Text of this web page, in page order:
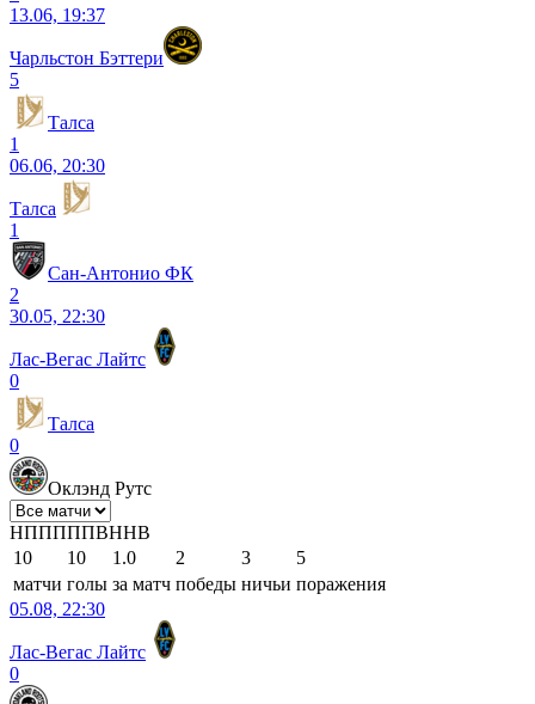
13.06, 19:37
Чарльстон Бэттери
5
Талса
1
06.06, 20:30
Талса
1
Сан-Антонио ФК
2
30.05, 22:30
Лас-Вегас Лайтс
0
Талса
0
Оклэнд Рутс
НПППППВННВ
10
10 1.0 2 3
5
матчи голы за матч победы ничьи поражения
05.08, 22:30
Лас-Вегас Лайтс
0